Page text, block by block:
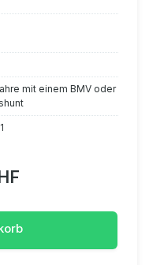
mit einem BMV oder